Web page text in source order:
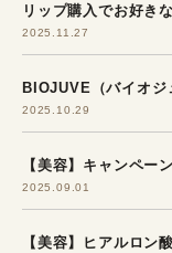
リップ購入でお好き
2025.11.27
BIOJUVE（バイオジ
2025.10.29
【美容】キャンペー
2025.09.01
【美容】ヒアルロン